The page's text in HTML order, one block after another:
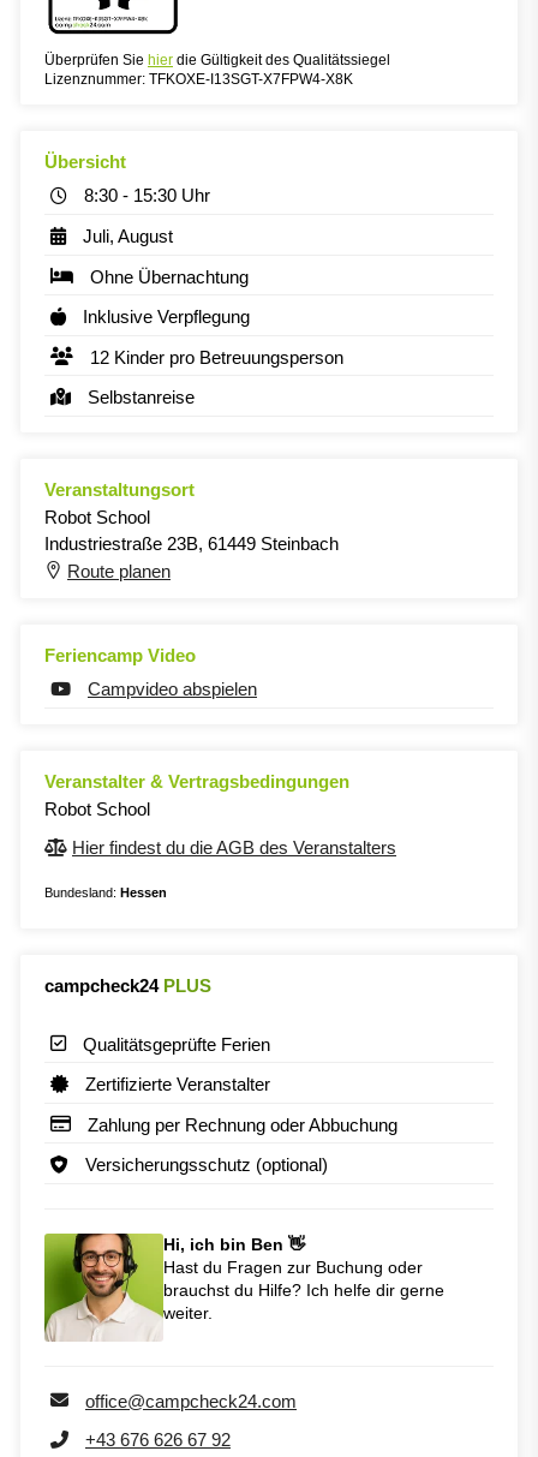
Überprüfen Sie hier die Gültigkeit des Qualitätssiegel
Lizenznummer: TFKOXE-I13SGT-X7FPW4-X8K
Übersicht
8:30 - 15:30 Uhr
Juli, August
Ohne Übernachtung
Inklusive Verpflegung
12 Kinder pro Betreuungsperson
Selbstanreise
Veranstaltungsort
Robot School
Industriestraße 23B, 61449 Steinbach
Route planen
Feriencamp Video
Campvideo abspielen
Veranstalter & Vertragsbedingungen
Robot School
Hier findest du die AGB des Veranstalters
Bundesland: Hessen
campcheck24 PLUS
Qualitätsgeprüfte Ferien
Zertifizierte Veranstalter
Zahlung per Rechnung oder Abbuchung
Versicherungsschutz (optional)
Hi, ich bin Ben 👋
Hast du Fragen zur Buchung oder
brauchst du Hilfe? Ich helfe dir gerne
weiter.
office@campcheck24.com
+43 676 626 67 92